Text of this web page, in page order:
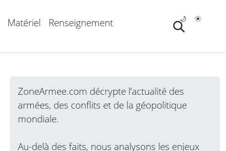
Matériel Renseignement ☀️
🌙
ZoneArmee.com décrypte l’actualité des
armées, des conflits et de la géopolitique
mondiale.
Au-delà des faits, nous analysons les enjeux